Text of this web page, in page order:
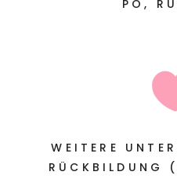
PO,
WEITERE
RÜCKBILDUNG